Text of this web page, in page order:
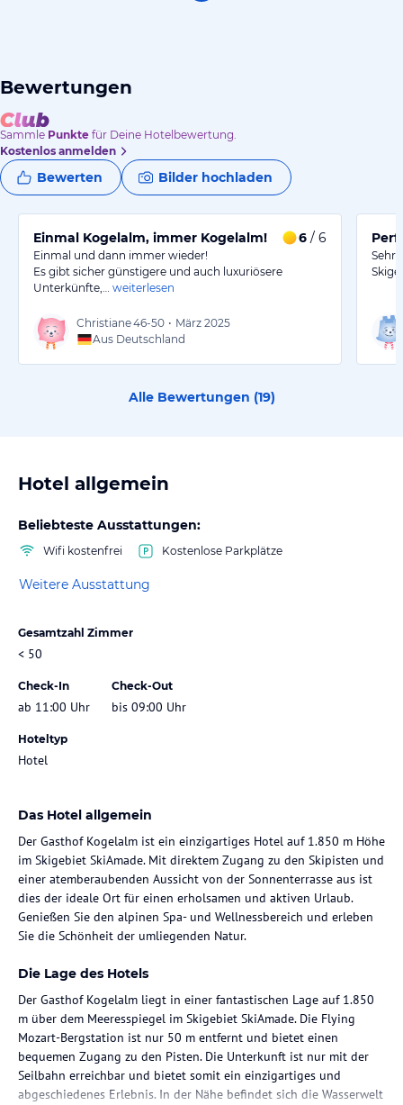
Bewertungen
Sammle Punkte für Deine Hotelbewertung.
Kostenlos anmelden
Bewerten Bilder hochladen
Einmal Kogelalm, immer Kogelalm! 6 / 6
Einmal und dann immer wieder!
Es gibt sicher günstigere und auch luxuriösere
Unterkünfte,…
weiterlesen
Christiane46-50 • März 2025
Aus Deutschland
Sehr
Alle Bewertungen (19)
Hotel allgemein
Beliebteste Ausstattungen:
Wifi kostenfrei Kostenlose Parkplätze
Weitere Ausstattung
Gesamtzahl Zimmer
< 50
Check-In
ab 11:00 Uhr
Check-Out
bis 09:00 Uhr
Hoteltyp
Hotel
Das Hotel allgemein
Der Gasthof Kogelalm ist ein einzigartiges Hotel auf 1.850 m Höhe
im Skigebiet SkiAmade. Mit direktem Zugang zu den Skipisten und
einer atemberaubenden Aussicht von der Sonnenterrasse aus ist
dies der ideale Ort für einen erholsamen und aktiven Urlaub.
Genießen Sie den alpinen Spa- und Wellnessbereich und erleben
Sie die Schönheit der umliegenden Natur.
Die Lage des Hotels
Der Gasthof Kogelalm liegt in einer fantastischen Lage auf 1.850
m über dem Meeresspiegel im Skigebiet SkiAmade. Die Flying
Mozart-Bergstation ist nur 50 m entfernt und bietet einen
bequemen Zugang zu den Pisten. Die Unterkunft ist nur mit der
Seilbahn erreichbar und bietet somit ein einzigartiges und
abgeschiedenes Erlebnis. In der Nähe befindet sich die Wasserwelt